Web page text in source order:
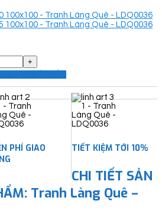
THEO YÊU CẦU
PHÍ GIAO
TIẾT KIỆM TỚI 10%
CHI TIẾT SẢN
Tranh Làng Quê –